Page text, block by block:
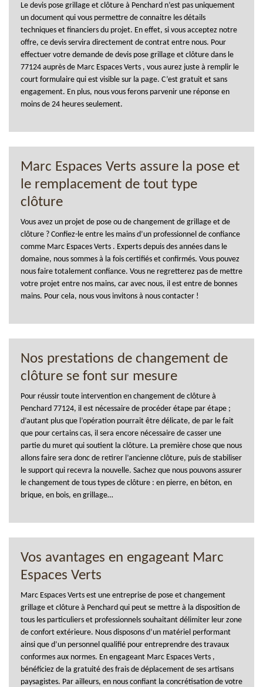
Le devis pose grillage et clôture à Penchard n’est pas uniquement
un document qui vous permettre de connaitre les détails
techniques et financiers du projet. En effet, si vous acceptez notre
offre, ce devis servira directement de contrat entre nous. Pour
effectuer votre demande de devis pose grillage et clôture dans le
77124 auprès de Marc Espaces Verts , vous aurez juste à remplir le
court formulaire qui est visible sur la page. C’est gratuit et sans
engagement. En plus, nous vous ferons parvenir une réponse en
moins de 24 heures seulement.
Marc Espaces Verts assure la pose et
le remplacement de tout type
clôture
Vous avez un projet de pose ou de changement de grillage et de
clôture ? Confiez-le entre les mains d’un professionnel de confiance
comme Marc Espaces Verts . Experts depuis des années dans le
domaine, nous sommes à la fois certifiés et confirmés. Vous pouvez
nous faire totalement confiance. Vous ne regretterez pas de mettre
votre projet entre nos mains, car avec nous, il est entre de bonnes
mains. Pour cela, nous vous invitons à nous contacter !
Nos prestations de changement de
clôture se font sur mesure
Pour réussir toute intervention en changement de clôture à
Penchard 77124, il est nécessaire de procéder étape par étape ;
d’autant plus que l’opération pourrait être délicate, de par le fait
que pour certains cas, il sera encore nécessaire de casser une
partie du muret qui soutient la clôture. La première chose que nous
allons faire sera donc de retirer l’ancienne clôture, puis de stabiliser
le support qui recevra la nouvelle. Sachez que nous pouvons assurer
le changement de tous types de clôture : en pierre, en béton, en
brique, en bois, en grillage…
Vos avantages en engageant Marc
Espaces Verts
Marc Espaces Verts est une entreprise de pose et changement
grillage et clôture à Penchard qui peut se mettre à la disposition de
tous les particuliers et professionnels souhaitant délimiter leur zone
de confort extérieure. Nous disposons d’un matériel performant
ainsi que d’un personnel qualifié pour entreprendre des travaux
conformes aux normes. En engageant Marc Espaces Verts ,
bénéficiez de la gratuité des frais de déplacement de ses artisans
paysagistes. Par ailleurs, en nous confiant la concrétisation de votre